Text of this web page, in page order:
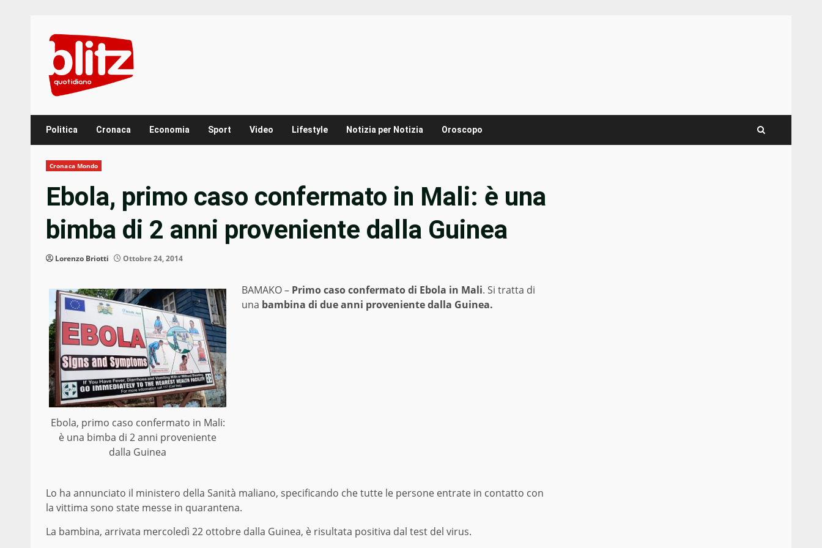
content
Politica Cronaca Economia Sport Video Lifestyle Notizia per Notizia Oroscopo
Cronaca Mondo
Ebola, primo caso confermato in Mali: è una
bimba di 2 anni proveniente dalla Guinea
Lorenzo Briotti Ottobre 24, 2014
Ebola, primo caso confermato in Mali:
è una bimba di 2 anni proveniente
dalla Guinea
BAMAKO – Primo caso confermato di Ebola in Mali. Si tratta di
una bambina di due anni proveniente dalla Guinea.
Lo ha annunciato il ministero della Sanità maliano, specificando che tutte le persone entrate in contatto con
la vittima sono state messe in quarantena.
La bambina, arrivata mercoledì 22 ottobre dalla Guinea, è risultata positiva dal test del virus.